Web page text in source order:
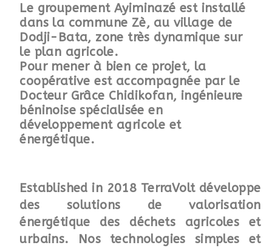
Le groupement Ayiminazé estinstallé
dans la commune Zè, au village de
Dodji-Bata, zone très dynamique sur
le plan agricole.
Pour mener à bien ce projet, la
coopérative est accompagnée par le
Docteur Grâce Chidikofan, ingénieure
béninoise spécialisée en
développement agricole et
énergétique.
Established in 2018 TerraVoltdéveloppe
des solutions de valorisation
énergétique des déchets agricoles et
urbains. Nos technologies simples et